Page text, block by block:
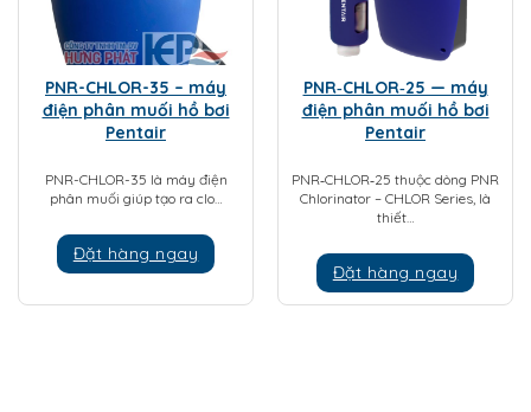
PNR-CHLOR-35 – máy
điện phân muối hồ bơi
Pentair
PNR-CHLOR-35 là máy điện
phân muối giúp tạo ra clo…
Đặt hàng ngay
PNR‑CHLOR‑25 — máy
điện phân muối hồ bơi
Pentair
PNR‑CHLOR‑25 thuộc dòng PNR
Chlorinator – CHLOR Series, là
thiết…
Đặt hàng ngay